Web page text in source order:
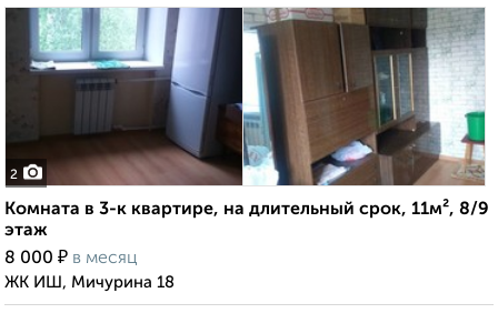
2
Комната в 3-к квартире, на длительный срок, 11м², 8/9
этаж
8 000 ₽ в месяц
ЖК ИШ, Мичурина 18